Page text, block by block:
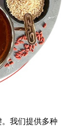
我们提供多种